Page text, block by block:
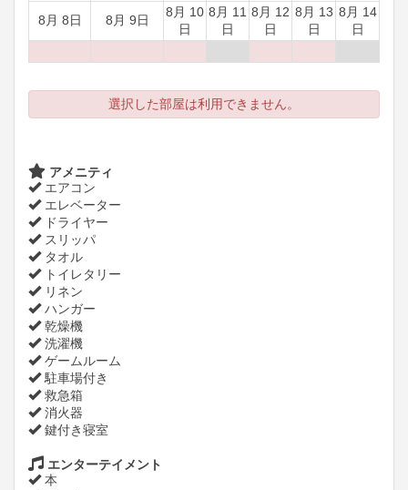
8月 8日 8月 9日
8月 10
日
8月 11
日
8月 12
日
8月 13
日
8月 14
日
選択した部屋は利用できません。
アメニティ
エアコン
エレベーター
ドライヤー
スリッパ
タオル
トイレタリー
リネン
ハンガー
乾燥機
洗濯機
ゲームルーム
駐車場付き
救急箱
消火器
鍵付き寝室
エンターテイメント
本